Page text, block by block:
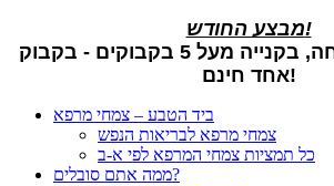
מבצע החודש!
בנוסף ל39% הנחה, בקנייה מעל 5 בקבוקים - בקבוק
אחד חינם!
ביד הטבע – צמחי מרפא
צמחי מרפא לבריאות הנפש
כל תמציות צמחי המרפא לפי א-ב
ממה אתם סובלים?